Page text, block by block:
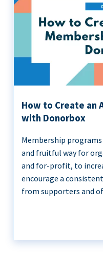
How to Create an
with Donorbox
Membership
and fruitful way for
and for-profit, to
encourage a
from supporters and